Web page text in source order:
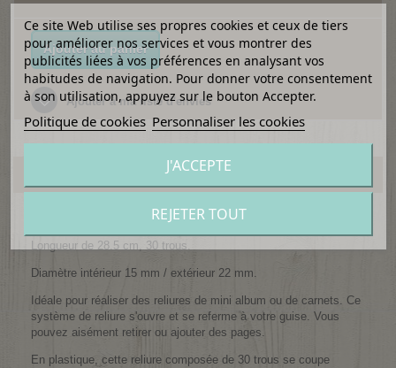
Ajouter au panier
Ajouter à ma liste d'envies
Reliure spirale en plastique.
Longueur de 28.5 cm, 30 trous.
Diamètre intérieur 15 mm / extérieur 22 mm.
Idéale pour réaliser des reliures de mini album ou de carnets. Ce
système de reliure s'ouvre et se referme à votre guise. Vous
pouvez aisément retirer ou ajouter des pages.
En plastique, cette reliure composée de 30 trous se coupe
Ce site Web utilise ses propres cookies et ceux de tiers
pour améliorer nos services et vous montrer des
publicités liées à vos préférences en analysant vos
habitudes de navigation. Pour donner votre consentement
à son utilisation, appuyez sur le bouton Accepter.
Politique de cookies Personnaliser les cookies
REJETER TOUT
J'ACCEPTE